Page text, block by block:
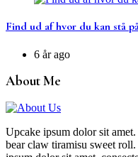
Find ud af hvor du kan stå
6 år ago
About Me
Upcake ipsum dolor sit
bear claw tiramisu sweet